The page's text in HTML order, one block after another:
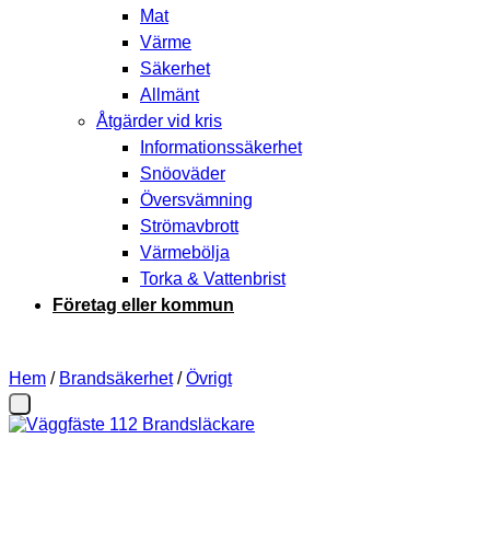
Mat
Värme
Säkerhet
Allmänt
Åtgärder vid kris
Informationssäkerhet
Snöoväder
Översvämning
Strömavbrott
Värmebölja
Torka & Vattenbrist
Företag eller kommun
Hem / Brandsäkerhet / Övrigt